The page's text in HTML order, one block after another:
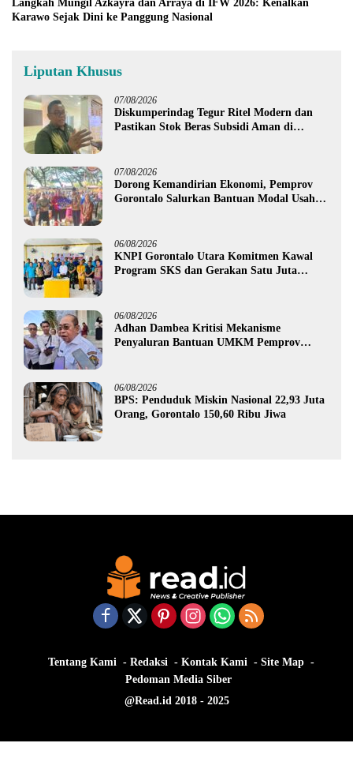
Langkah Mungil Azkayra dan Arraya di IFW 2026: Kenalkan
Karawo Sejak Dini ke Panggung Nasional
Liputan Khusus
07/08/2026
Diskumperindag Tegur Ritel Modern dan
Pastikan Stok Beras Subsidi Aman di
07/08/2026
Dorong Kemandirian Ekonomi, Pemprov
Gorontalo Salurkan Bantuan Modal Usaha
06/08/2026
KNPI Gorontalo Utara Komitmen Kawal
Program SKS dan Gerakan Satu Juta
06/08/2026
Adhan Dambea Kritisi Mekanisme
Penyaluran Bantuan UMKM Pemprov
06/08/2026
BPS: Penduduk Miskin Nasional 22,93 Juta
Orang, Gorontalo 150,60 Ribu Jiwa
Tentang Kami Redaksi Kontak Kami
Site Map
Pedoman Media Siber
@Read.id 2018 - 2025